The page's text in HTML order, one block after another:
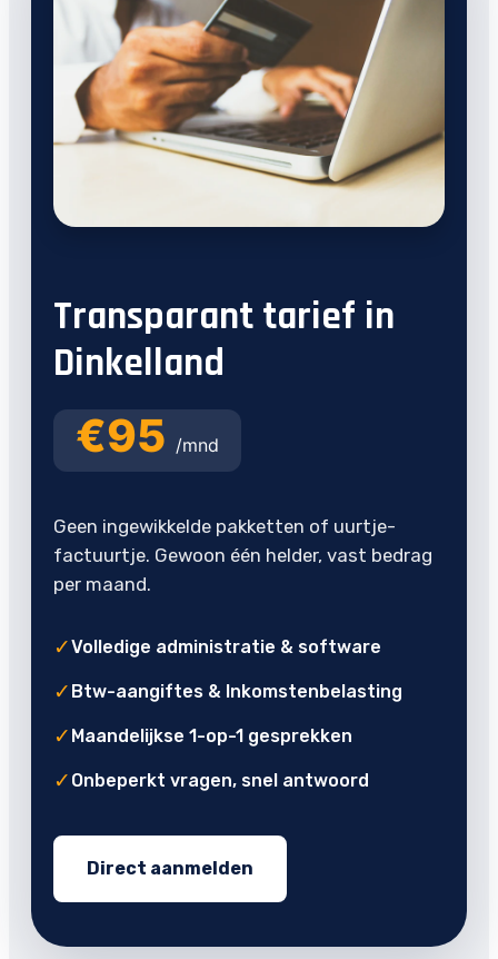
Transparant tarief in
Dinkelland
€95 /mnd
Geen ingewikkelde pakketten of uurtje-
factuurtje. Gewoon één helder, vast bedrag
per maand.
✓Volledige administratie & software
✓ Btw-aangiftes & Inkomstenbelasting
✓ Maandelijkse 1-op-1 gesprekken
✓ Onbeperkt vragen, snel antwoord
Direct aanmelden